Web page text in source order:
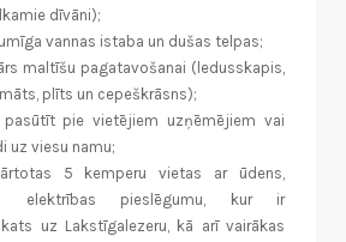
dīvāni);
vannas istaba un dušas telpas;
maltīšu pagatavošanai (ledusskapis,
plīts un cepeškrāsns);
pie vietējiem uzņēmējiem vai
uz viesu namu;
5 kemperu vietas ar ūdens,
elektrības pieslēgumu, kur ir
uz Lakstīgalezeru, kā arī vairākas